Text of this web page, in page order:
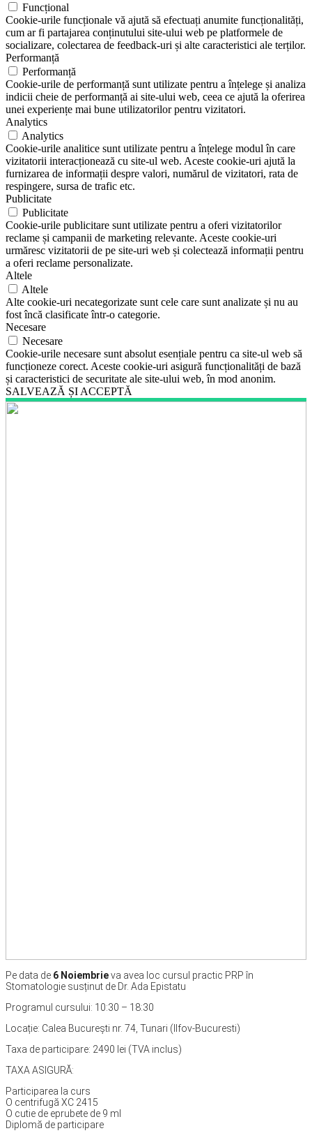
Funcțional
Cookie-urile funcționale vă ajută să efectuați anumite funcționalități,
cum ar fi partajarea conținutului site-ului web pe platformele de
socializare, colectarea de feedback-uri și alte caracteristici ale terților.
Performanță
Performanță
Cookie-urile de performanță sunt utilizate pentru a înțelege și analiza
indicii cheie de performanță ai site-ului web, ceea ce ajută la oferirea
unei experiențe mai bune utilizatorilor pentru vizitatori.
Analytics
Analytics
Cookie-urile analitice sunt utilizate pentru a înțelege modul în care
vizitatorii interacționează cu site-ul web. Aceste cookie-uri ajută la
furnizarea de informații despre valori, numărul de vizitatori, rata de
respingere, sursa de trafic etc.
Publicitate
Publicitate
Cookie-urile publicitare sunt utilizate pentru a oferi vizitatorilor
reclame și campanii de marketing relevante. Aceste cookie-uri
urmăresc vizitatorii de pe site-uri web și colectează informații pentru
a oferi reclame personalizate.
Altele
Altele
Alte cookie-uri necategorizate sunt cele care sunt analizate și nu au
fost încă clasificate într-o categorie.
Necesare
Necesare
Cookie-urile necesare sunt absolut esențiale pentru ca site-ul web să
funcționeze corect. Aceste cookie-uri asigură funcționalități de bază
și caracteristici de securitate ale site-ului web, în mod anonim.
SALVEAZĂ ȘI ACCEPTĂ
Pe data de 6 Noiembrieva avea loc cursul practic PRP în
Stomatologie susținut de Dr. Ada Epistatu
Programul cursului: 10:30 – 18:30
Locație: Calea București nr. 74, Tunari (Ilfov-Bucuresti)
Taxa de participare: 2490 lei (TVA inclus)
TAXA ASIGURĂ:
Participarea la curs
O centrifugă XC 2415
O cutie de eprubete de 9 ml
Diplomă de participare